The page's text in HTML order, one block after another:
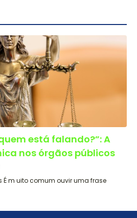
está falando?”: A
nos órgãos públicos
É m uito comum ouvir uma frase